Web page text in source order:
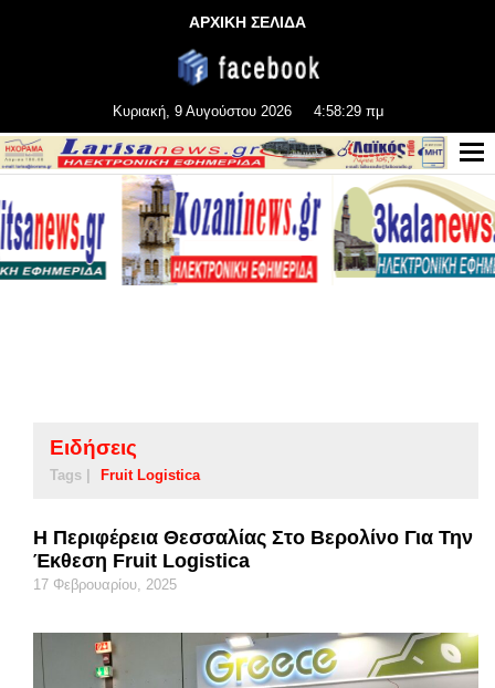
ΑΡΧΙΚΗ ΣΕΛΙΔΑ
Κυριακή, 9 Αυγούστου 2026 4:58:29 πμ
Ειδήσεις
Tags | Fruit Logistica
Η Περιφέρεια Θεσσαλίας Στο Βερολίνο Για Την
Έκθεση Fruit Logistica
17 Φεβρουαρίου, 2025